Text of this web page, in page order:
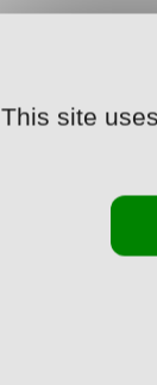
This site